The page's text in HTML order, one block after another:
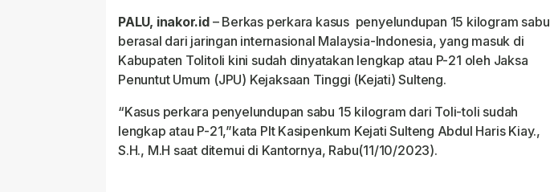
PALU, inakor.id– Berkas perkara kasus penyelundupan 15 kilogram sabu
berasal dari jaringan internasional Malaysia-Indonesia, yang masuk di
Kabupaten Tolitoli kini sudah dinyatakan lengkap atau P-21 oleh Jaksa
Penuntut Umum (JPU) Kejaksaan Tinggi (Kejati) Sulteng.
“Kasus perkara penyelundupan sabu 15 kilogram dari Toli-toli sudah
lengkap atau P-21,”kata Plt Kasipenkum Kejati Sulteng Abdul Haris Kiay.,
S.H., M.H saat ditemui di Kantornya, Rabu(11/10/2023).